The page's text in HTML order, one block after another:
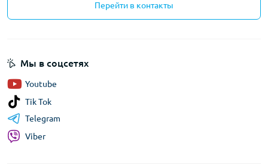
Перейти в контакты
Мы в соцсетях
Youtube
Tik Tok
Telegram
Viber